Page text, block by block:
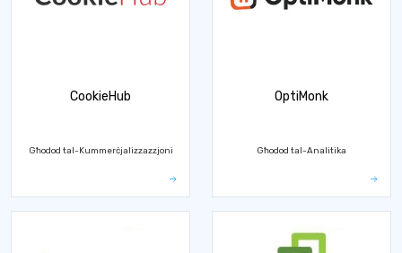
CookieHub
Għodod tal-Kummerċjalizzazzjoni
OptiMonk
Għodod tal-Analitika